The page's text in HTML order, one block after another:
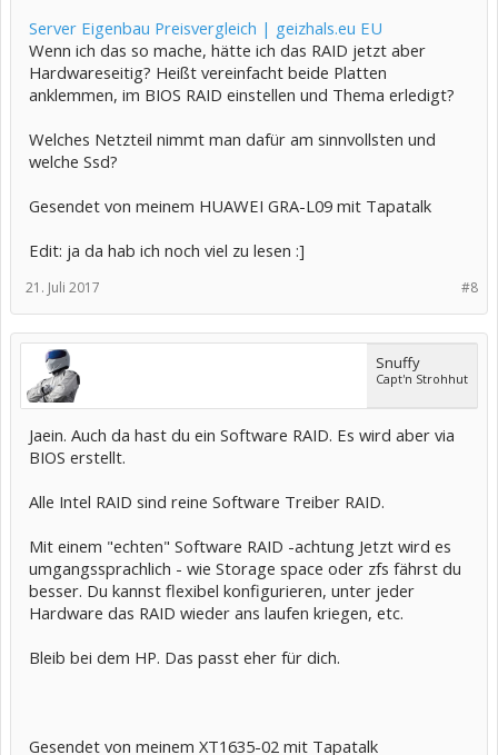
Server Eigenbau Preisvergleich | geizhals.eu EU
Wenn ich das so mache, hätte ich das RAID jetzt aber
Hardwareseitig? Heißt vereinfacht beide Platten
anklemmen, im BIOS RAID einstellen und Thema erledigt?
Welches Netzteil nimmt man dafür am sinnvollsten und
welche Ssd?
Gesendet von meinem HUAWEI GRA-L09 mit Tapatalk
Edit: ja da hab ich noch viel zu lesen :]
#8
21. Juli 2017
Snuffy
Capt'n Strohhut
Jaein. Auch da hast du ein Software RAID. Es wird aber via
BIOS erstellt.
Alle Intel RAID sind reine Software Treiber RAID.
Mit einem "echten" Software RAID -achtung Jetzt wird es
umgangssprachlich - wie Storage space oder zfs fährst du
besser. Du kannst flexibel konfigurieren, unter jeder
Hardware das RAID wieder ans laufen kriegen, etc.
Bleib bei dem HP. Das passt eher für dich.
Gesendet von meinem XT1635-02 mit Tapatalk